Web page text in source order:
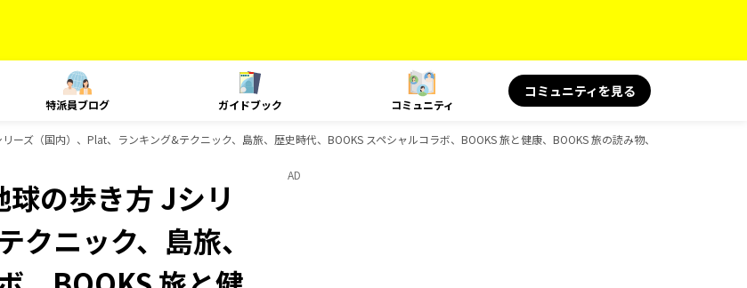
特派員ブログ ガイドブック コミュニティ
コミュニティを見る
ーズ（国内）、Plat、ランキング&テクニック、島旅、歴史時代、BOOKS スペシャルコラボ、BOOKS 旅と健康、BOOKS 旅の読み物、BOOKS、D-
の歩き方 Jシリ
ニック、島旅、
AD